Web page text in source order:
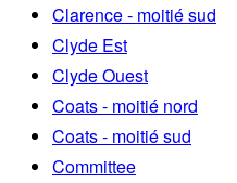
Clarence - moitié sud
Clyde Est
Clyde Ouest
Coats - moitié nord
Coats - moitié sud
Committee